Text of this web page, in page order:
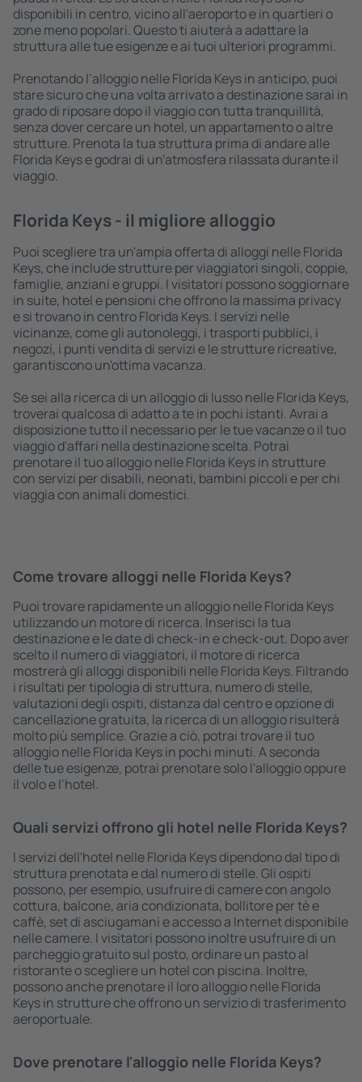
disponibili in centro, vicino all'aeroporto e in quartieri o
zone meno popolari. Questo ti aiuterà a adattare la
struttura alle tue esigenze e ai tuoi ulteriori programmi.
Prenotando l’alloggio nelle Florida Keys in anticipo, puoi
stare sicuro che una volta arrivato a destinazione sarai in
grado di riposare dopo il viaggio con tutta tranquillità,
senza dover cercare un hotel, un appartamento o altre
strutture. Prenota la tua struttura prima di andare alle
Florida Keys e godrai di un'atmosfera rilassata durante il
viaggio.
Florida Keys - il migliore alloggio
Puoi scegliere tra un'ampia offerta di alloggi nelle Florida
Keys, che include strutture per viaggiatori singoli, coppie,
famiglie, anziani e gruppi. I visitatori possono soggiornare
in suite, hotel e pensioni che offrono la massima privacy
e si trovano in centro Florida Keys. I servizi nelle
vicinanze, come gli autonoleggi, i trasporti pubblici, i
negozi, i punti vendita di servizi e le strutture ricreative,
garantiscono un'ottima vacanza.
Se sei alla ricerca di un alloggio di lusso nelle Florida Keys,
troverai qualcosa di adatto a te in pochi istanti. Avrai a
disposizione tutto il necessario per le tue vacanze o il tuo
viaggio d'affari nella destinazione scelta. Potrai
prenotare il tuo alloggio nelle Florida Keys in strutture
con servizi per disabili, neonati, bambini piccoli e per chi
viaggia con animali domestici.
Come trovare alloggi nelle Florida Keys?
Puoi trovare rapidamente un alloggio nelle Florida Keys
utilizzando un motore di ricerca. Inserisci la tua
destinazione e le date di check-in e check-out. Dopo aver
scelto il numero di viaggiatori, il motore di ricerca
mostrerà gli alloggi disponibili nelle Florida Keys. Filtrando
i risultati per tipologia di struttura, numero di stelle,
valutazioni degli ospiti, distanza dal centro e opzione di
cancellazione gratuita, la ricerca di un alloggio risulterà
molto più semplice. Grazie a ciò, potrai trovare il tuo
alloggio nelle Florida Keys in pochi minuti. A seconda
delle tue esigenze, potrai prenotare solo l'alloggio oppure
il volo e l’hotel.
Quali servizi offrono gli hotel nelle Florida Keys?
I servizi dell'hotel nelle Florida Keys dipendono dal tipo di
struttura prenotata e dal numero di stelle. Gli ospiti
possono, per esempio, usufruire di camere con angolo
cottura, balcone, aria condizionata, bollitore per tè e
caffè, set di asciugamani e accesso a Internet disponibile
nelle camere. I visitatori possono inoltre usufruire di un
parcheggio gratuito sul posto, ordinare un pasto al
ristorante o scegliere un hotel con piscina. Inoltre,
possono anche prenotare il loro alloggio nelle Florida
Keys in strutture che offrono un servizio di trasferimento
aeroportuale.
Dove prenotare l'alloggio nelle Florida Keys?